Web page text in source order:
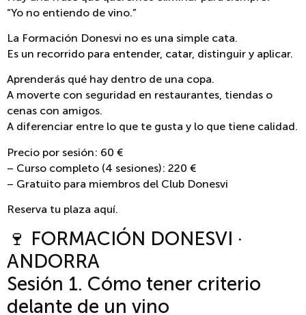
“Yo no entiendo de vino.”
La Formación Donesvi no es una simple cata.
Es un recorrido para entender, catar, distinguir y aplicar.
Aprenderás qué hay dentro de una copa.
A moverte con seguridad en restaurantes, tiendas o
cenas con amigos.
A diferenciar entre lo que te gusta y lo que tiene calidad.
Precio por sesión: 60 €
– Curso completo (4 sesiones): 220 €
– Gratuito para miembros del Club Donesvi
Reserva tu plaza aquí.
🍷 FORMACIÓN DONESVI ·
ANDORRA
Sesión 1. Cómo tener criterio
delante de un vino